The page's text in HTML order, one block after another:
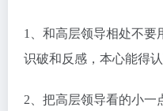
1、和高层领导相处不要
识破和反感，本心能得认
2、把高层领导看的小一